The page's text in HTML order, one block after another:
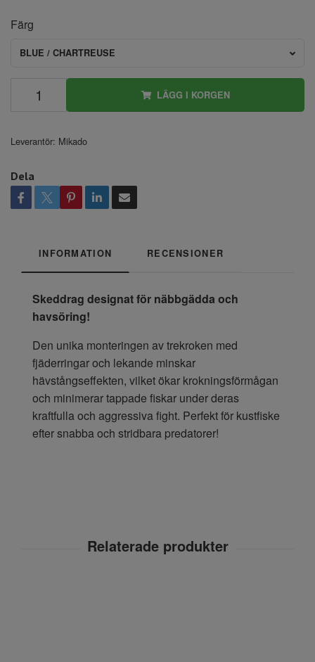
Färg
BLUE / CHARTREUSE
LÄGG I KORGEN
Leverantör: Mikado
Dela
INFORMATION RECENSIONER
Skeddrag designat för näbbgädda och
havsöring!
Den unika monteringen av trekroken med
fjäderringar och lekande minskar
hävstångseffekten, vilket ökar krokningsförmågan
och minimerar tappade fiskar under deras
kraftfulla och aggressiva fight. Perfekt för kustfiske
efter snabba och stridbara predatorer!